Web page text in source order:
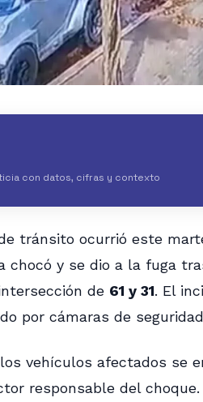
con datos, cifras y contexto
tránsito ocurrió este
chocó y se dio a la fuga
de 61 y 31. El
por cámaras de
vehículos afectados se
responsable del